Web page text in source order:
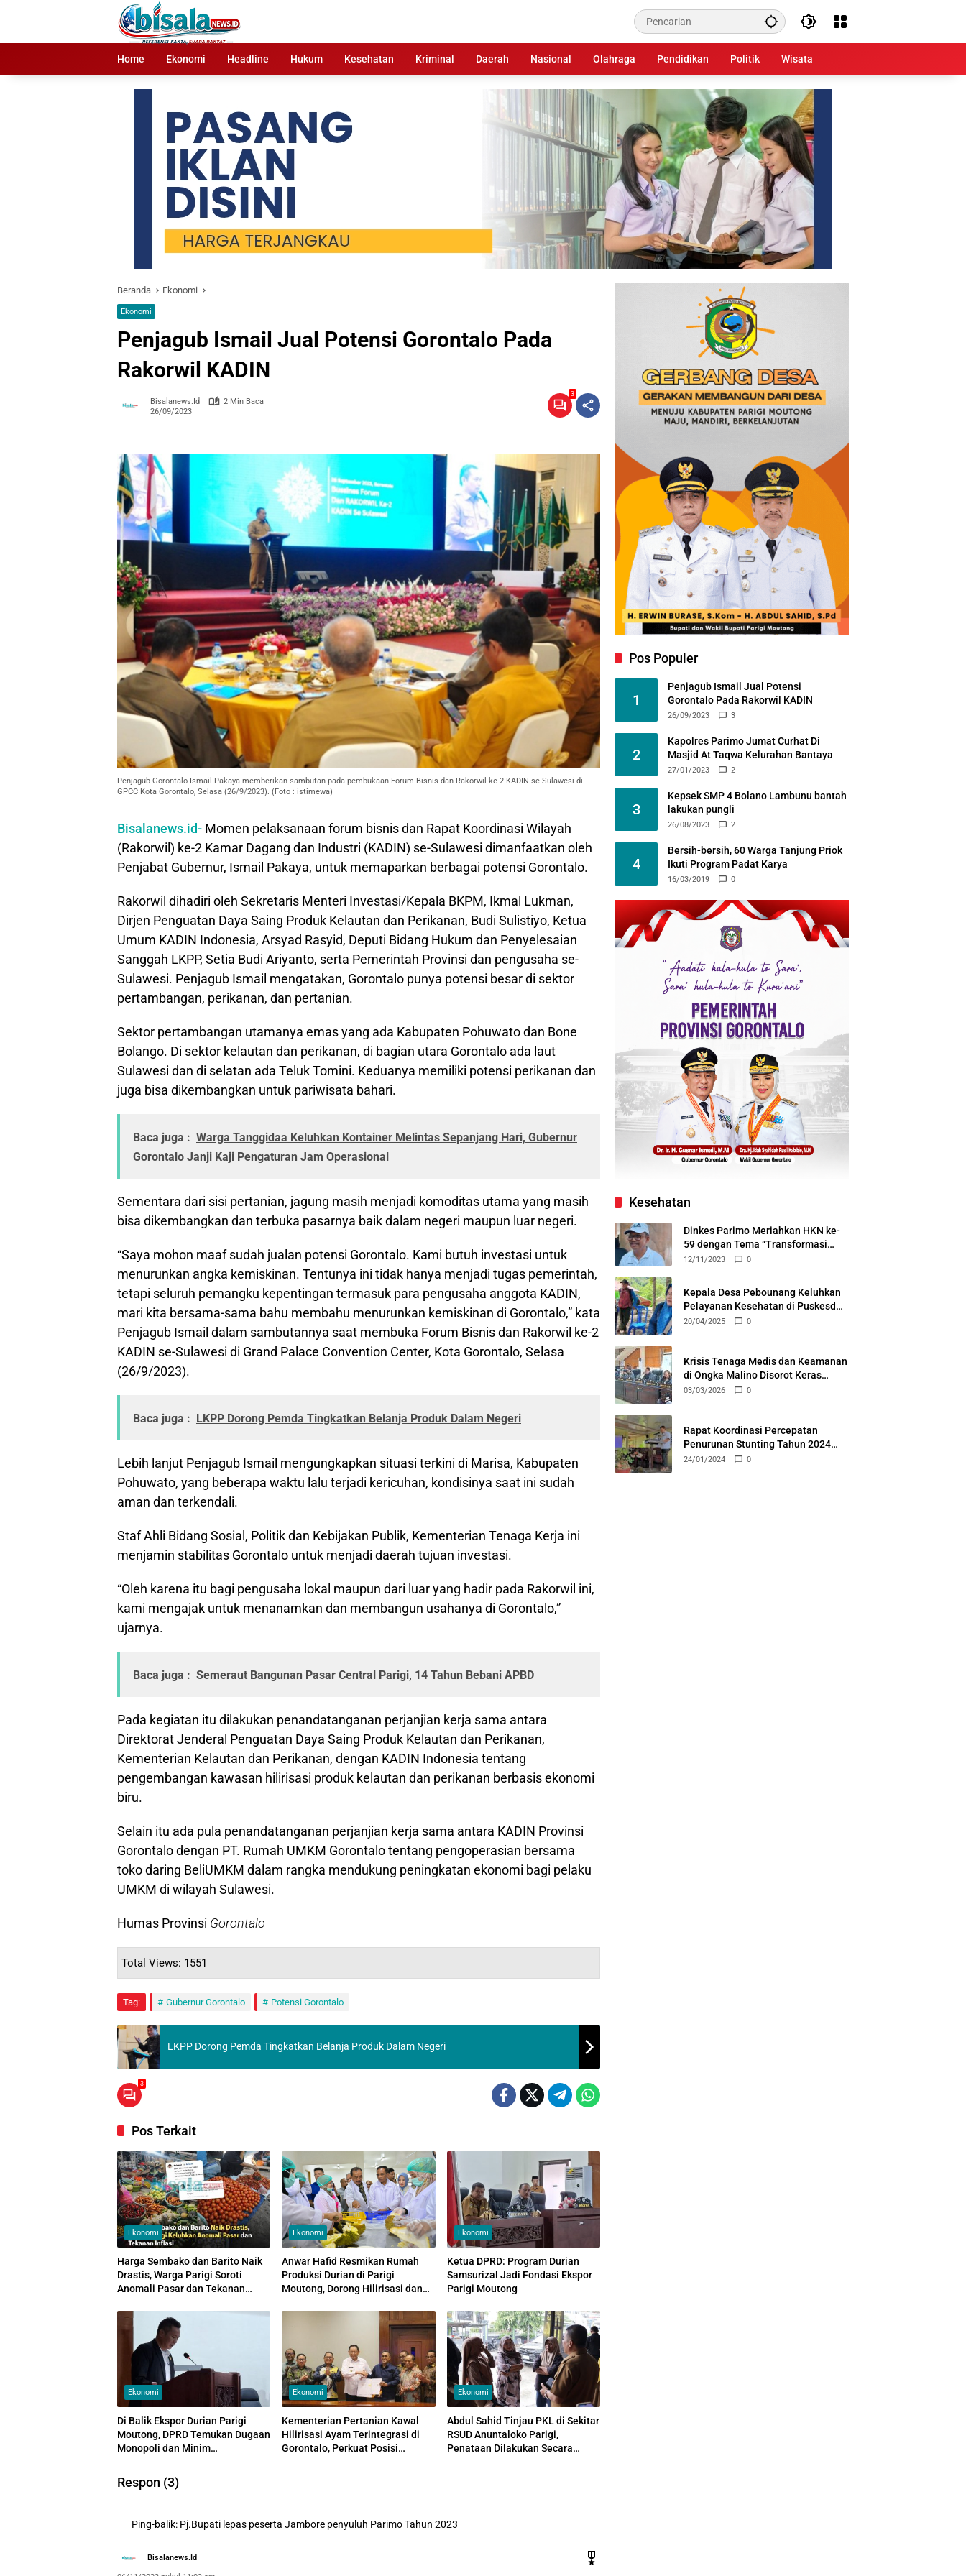
Home
Ekonomi Headline Hukum Kesehatan Kriminal Daerah Nasional Olahraga Pendidikan Politik Wisata
Beranda Ekonomi
Ekonomi
Penjagub Ismail Jual Potensi Gorontalo Pada
Rakorwil KADIN
Bisalanews.id
2 Min Baca
26/09/2023
3
Penjagub Gorontalo Ismail Pakaya memberikan sambutan pada pembukaan Forum Bisnis dan Rakorwil ke-2 KADIN se-Sulawesi di
GPCC Kota Gorontalo, Selasa (26/9/2023). (Foto : istimewa)
Bisalanews.id- Momen pelaksanaan forum bisnis dan Rapat Koordinasi Wilayah
(Rakorwil) ke-2 Kamar Dagang dan Industri (KADIN) se-Sulawesi dimanfaatkan oleh
Penjabat Gubernur, Ismail Pakaya, untuk memaparkan berbagai potensi Gorontalo.
Rakorwil dihadiri oleh Sekretaris Menteri Investasi/Kepala BKPM, Ikmal Lukman,
Dirjen Penguatan Daya Saing Produk Kelautan dan Perikanan, Budi Sulistiyo, Ketua
Umum KADIN Indonesia, Arsyad Rasyid, Deputi Bidang Hukum dan Penyelesaian
Sanggah LKPP, Setia Budi Ariyanto, serta Pemerintah Provinsi dan pengusaha se-
Sulawesi. Penjagub Ismail mengatakan, Gorontalo punya potensi besar di sektor
pertambangan, perikanan, dan pertanian.
Sektor pertambangan utamanya emas yang ada Kabupaten Pohuwato dan Bone
Bolango. Di sektor kelautan dan perikanan, di bagian utara Gorontalo ada laut
Sulawesi dan di selatan ada Teluk Tomini. Keduanya memiliki potensi perikanan dan
juga bisa dikembangkan untuk pariwisata bahari.
Baca juga : Warga Tanggidaa Keluhkan Kontainer Melintas Sepanjang Hari, Gubernur
Gorontalo Janji Kaji Pengaturan Jam Operasional
Sementara dari sisi pertanian, jagung masih menjadi komoditas utama yang masih
bisa dikembangkan dan terbuka pasarnya baik dalam negeri maupun luar negeri.
“Saya mohon maaf sudah jualan potensi Gorontalo. Kami butuh investasi untuk
menurunkan angka kemiskinan. Tentunya ini tidak hanya menjadi tugas pemerintah,
tetapi seluruh pemangku kepentingan termasuk para pengusaha anggota KADIN,
mari kita bersama-sama bahu membahu menurunkan kemiskinan di Gorontalo,” kata
Penjagub Ismail dalam sambutannya saat membuka Forum Bisnis dan Rakorwil ke-2
KADIN se-Sulawesi di Grand Palace Convention Center, Kota Gorontalo, Selasa
(26/9/2023).
Baca juga : LKPP Dorong Pemda Tingkatkan Belanja Produk Dalam Negeri
Lebih lanjut Penjagub Ismail mengungkapkan situasi terkini di Marisa, Kabupaten
Pohuwato, yang beberapa waktu lalu terjadi kericuhan, kondisinya saat ini sudah
aman dan terkendali.
Staf Ahli Bidang Sosial, Politik dan Kebijakan Publik, Kementerian Tenaga Kerja ini
menjamin stabilitas Gorontalo untuk menjadi daerah tujuan investasi.
“Oleh karena itu bagi pengusaha lokal maupun dari luar yang hadir pada Rakorwil ini,
kami mengajak untuk menanamkan dan membangun usahanya di Gorontalo,”
ujarnya.
Baca juga : Semeraut Bangunan Pasar Central Parigi, 14 Tahun Bebani APBD
Pada kegiatan itu dilakukan penandatanganan perjanjian kerja sama antara
Direktorat Jenderal Penguatan Daya Saing Produk Kelautan dan Perikanan,
Kementerian Kelautan dan Perikanan, dengan KADIN Indonesia tentang
pengembangan kawasan hilirisasi produk kelautan dan perikanan berbasis ekonomi
biru.
Selain itu ada pula penandatanganan perjanjian kerja sama antara KADIN Provinsi
Gorontalo dengan PT. Rumah UMKM Gorontalo tentang pengoperasian bersama
toko daring BeliUMKM dalam rangka mendukung peningkatan ekonomi bagi pelaku
UMKM di wilayah Sulawesi.
Humas Provinsi Gorontalo
Total Views: 1551
Tag: Gubernur Gorontalo Potensi Gorontalo
LKPP Dorong Pemda Tingkatkan Belanja Produk Dalam Negeri
3
Pos Terkait
Ekonomi
Harga Sembako dan Barito Naik
Drastis, Warga Parigi Soroti
Anomali Pasar dan Tekanan
Ekonomi
Anwar Hafid Resmikan Rumah
Produksi Durian di Parigi
Moutong, Dorong Hilirisasi dan
Ekonomi
Ketua DPRD: Program Durian
Samsurizal Jadi Fondasi Ekspor
Parigi Moutong
Ekonomi
Di Balik Ekspor Durian Parigi
Moutong, DPRD Temukan Dugaan
Monopoli dan Minim
Ekonomi
Kementerian Pertanian Kawal
Hilirisasi Ayam Terintegrasi di
Gorontalo, Perkuat Posisi
Ekonomi
Abdul Sahid Tinjau PKL di Sekitar
RSUD Anuntaloko Parigi,
Penataan Dilakukan Secara
Respon (3)
Ping-balik: Pj.Bupati lepas peserta Jambore penyuluh Parimo Tahun 2023
Bisalanews.id
Pos Populer
1
Penjagub Ismail Jual Potensi
Gorontalo Pada Rakorwil KADIN
26/09/2023 3
2
Kapolres Parimo Jumat Curhat Di
Masjid At Taqwa Kelurahan Bantaya
27/01/2023 2
3
Kepsek SMP 4 Bolano Lambunu bantah
lakukan pungli
26/08/2023 2
4
Bersih-bersih, 60 Warga Tanjung Priok
Ikuti Program Padat Karya
16/03/2019 0
Kesehatan
Dinkes Parimo Meriahkan HKN ke-
59 dengan Tema “Transformasi
Kesehatan untuk Indonesia Maju”
12/11/2023 0
Kepala Desa Pebounang Keluhkan
Pelayanan Kesehatan di Puskesdes
Tak Maksimal
20/04/2025 0
Krisis Tenaga Medis dan Keamanan
di Ongka Malino Disorot Keras
DPRD Parigi Moutong
03/03/2026 0
Rapat Koordinasi Percepatan
Penurunan Stunting Tahun 2024
Kabupaten Parigi Moutong
24/01/2024 0